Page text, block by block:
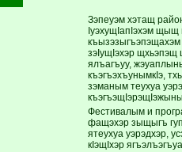
Зэпеуэм хэтащ
IуэхущIапIэхэм щыщ
зэIущIэхэр щхьэпэщ
ялъагъуу,
къэгъэхъунымкIэ,
зэманым теухуа
Фестивалым и
фащэхэр зыщыгъ
ятеухуа уэрэдхэр,
кIэщIхэр